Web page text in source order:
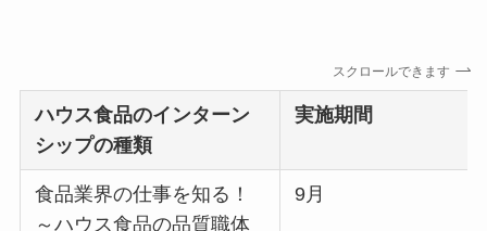
スクロールできます
ハウス食品のインターン
シップの種類
実施期間
食品業界の仕事を知る！
～ハウス食品の品質職体
9月